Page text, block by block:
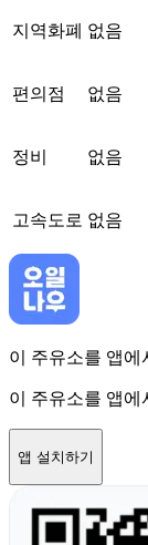
지역화폐 없음
편의점 없음
정비 없음
고속도로 없음
이 주유소를 앱에
이 주유소를 앱에
앱 설치하기